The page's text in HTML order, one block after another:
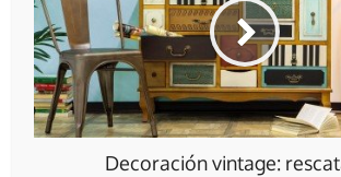
Decoración vintage: